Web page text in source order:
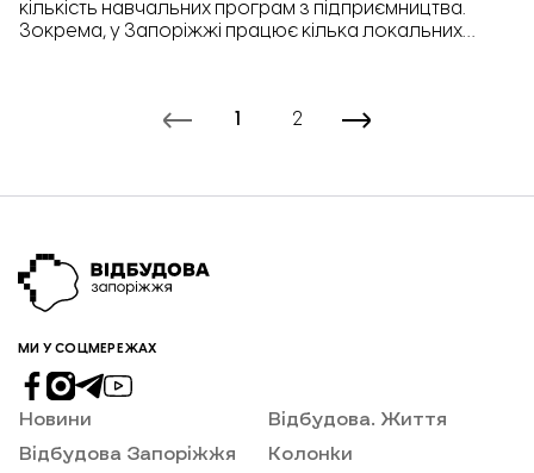
кількість навчальних програм з підприємництва.
Зокрема, у Запоріжжі працює кілька локальних
у Запоріжжі та області, хто є слухачами цих курсів,
1 2
МИ У СОЦМЕРЕЖАХ
Новини
Відбудова Запоріжжя
Відбудова. Життя
Колонки